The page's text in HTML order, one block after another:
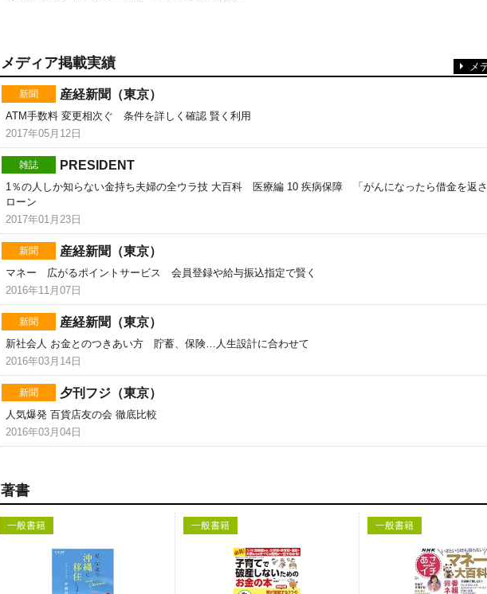
メディア掲載実績 メ
新聞 産経新聞（東京）
ATM手数料 変更相次ぐ 条件を詳しく確認 賢く利用
2017年05月12日
雑誌 PRESIDENT
1％の人しか知らない金持ち夫婦の全ウラ技 大百科 医療編 10 疾病保障 「がんになったら借金を返
ローン
2017年01月23日
新聞 産経新聞（東京）
マネー 広がるポイントサービス 会員登録や給与振込指定で賢く
2016年11月07日
新聞 産経新聞（東京）
新社会人 お金とのつきあい方 貯蓄、保険…人生設計に合わせて
2016年03月14日
新聞 夕刊フジ（東京）
人気爆発 百貨店友の会 徹底比較
2016年03月04日
著書
一般書籍 一般書籍 一般書籍